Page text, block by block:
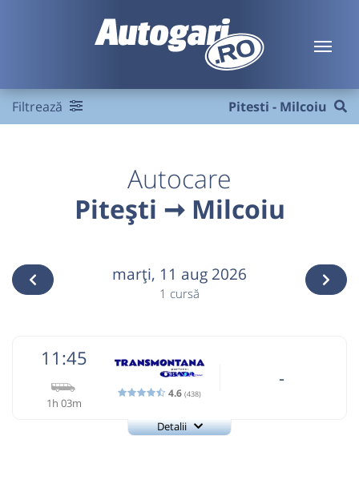
Filtrează Pitesti - Milcoiu
Autocare
Pitești ➞ Milcoiu
marţi, 11 aug 2026
1 cursă
11:45
1h 03m
4.6 (438)
-
Detalii